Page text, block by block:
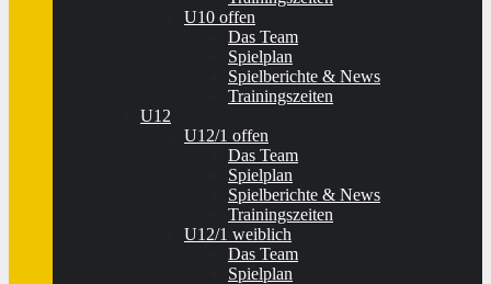
U10 offen
Das Team
Spielplan
Spielberichte & News
Trainingszeiten
U12
U12/1 offen
Das Team
Spielplan
Spielberichte & News
Trainingszeiten
U12/1 weiblich
Das Team
Spielplan